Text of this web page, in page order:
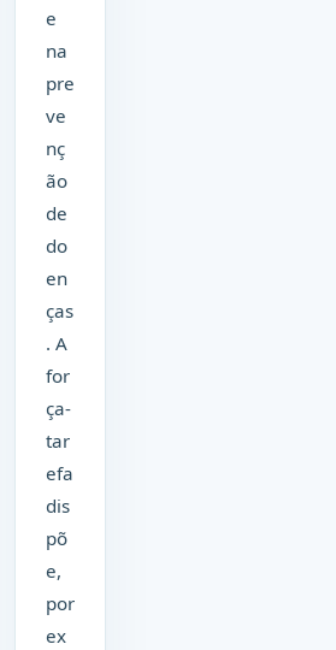
e
na
pre
ve
nç
ão
de
do
en
ças
. A
for
ça-
tar
efa
dis
põ
e,
por
ex